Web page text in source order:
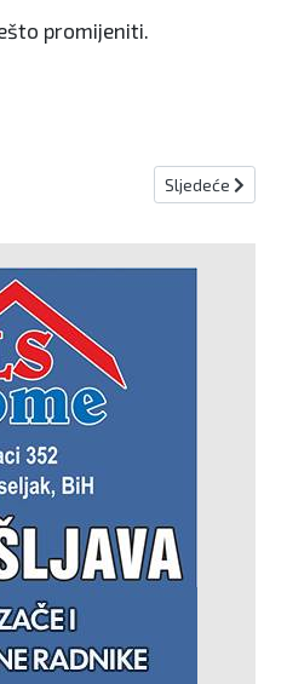
promijeniti.
u Crnoj GoriSljedeći
Sljedeće